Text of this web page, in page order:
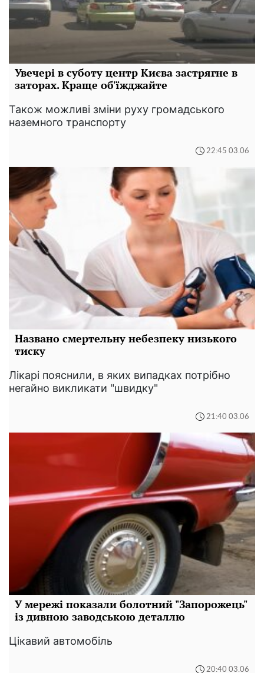
Увечері в суботу центр Києва застрягне в
заторах. Краще об'їжджайте
Також можливі зміни руху громадського
наземного транспорту
22:45 03.06
Названо смертельну небезпеку низького
тиску
Лікарі пояснили, в яких випадках потрібно
негайно викликати "швидку"
21:40 03.06
У мережі показали болотний "Запорожець"
із дивною заводською деталлю
Цікавий автомобіль
20:40 03.06